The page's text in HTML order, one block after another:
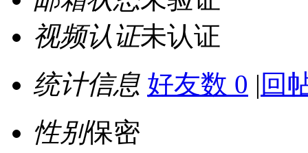
视频认证未认证
统计信息 好友数 0 | 回
性别保密